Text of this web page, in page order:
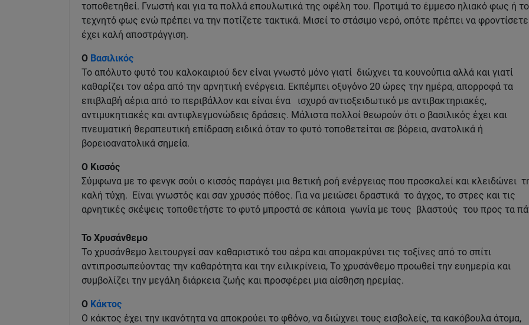
τοποθετηθεί. Γνωστή και για τα πολλά επουλωτικά της οφέλη του. Προτιμά το έμμεσο ηλιακό φως ή το
τεχνητό φως ενώ πρέπει να την ποτίζετε τακτικά. Μισεί το στάσιμο νερό, οπότε πρέπει να
έχει καλή αποστράγγιση.
Ο Βασιλικός
Το απόλυτο φυτό του καλοκαιριού δεν είναι γνωστό μόνο γιατί διώχνει τα κουνούπια αλλά και γιατί
καθαρίζει τον αέρα από την αρνητική ενέργεια. Εκπέμπει οξυγόνο 20 ώρες την ημέρα, απορροφά τα
επιβλαβή αέρια από το περιβάλλον και είναι ένα ισχυρό αντιοξειδωτικό με αντιβακτηριακές,
αντιμυκητιακές και αντιφλεγμονώδεις δράσεις. Μάλιστα πολλοί θεωρούν ότι ο βασιλικός έχει και
πνευματική θεραπευτική επίδραση ειδικά όταν το φυτό τοποθετείται σε βόρεια, ανατολικά ή
βορειοανατολικά σημεία.
Ο Κισσός
Σύμφωνα με το φενγκ σούι ο κισσός παράγει μια θετική ροή ενέργειας που προσκαλεί και κλειδώνει
καλή τύχη. Eίναι γνωστός και σαν χρυσός πόθος. Για να μειώσει δραστικά το άγχος, το στρες και τις
αρνητικές σκέψεις τοποθετήστε το φυτό μπροστά σε κάποια γωνία με τους βλαστούς του προς τα
Το Χρυσάνθεμο
Το χρυσάνθεμο λειτουργεί σαν καθαριστικό του αέρα και απομακρύνει τις τοξίνες από το σπίτι
αντιπροσωπεύοντας την καθαρότητα και την ειλικρίνεια, Το χρυσάνθεμο προωθεί την ευημερία και
συμβολίζει την μεγάλη διάρκεια ζωής και προσφέρει μια αίσθηση ηρεμίας.
Ο Κάκτος
Ο κάκτος έχει την ικανότητα να αποκρούει το φθόνο, να διώχνει τους εισβολείς, τα κακόβουλα άτομα,